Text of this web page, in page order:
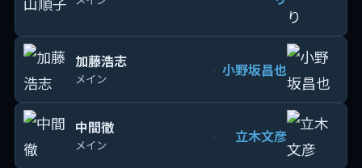
加藤浩志
メイン 小野坂昌也
中間徹
メイン 立木文彦